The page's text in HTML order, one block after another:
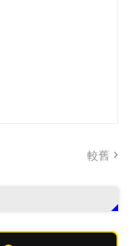
較舊